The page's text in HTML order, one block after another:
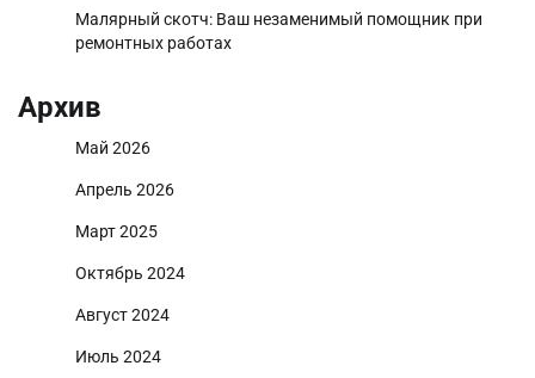
Малярный скотч: Ваш незаменимый помощник при
ремонтных работах
Архив
Май 2026
Апрель 2026
Март 2025
Октябрь 2024
Август 2024
Июль 2024